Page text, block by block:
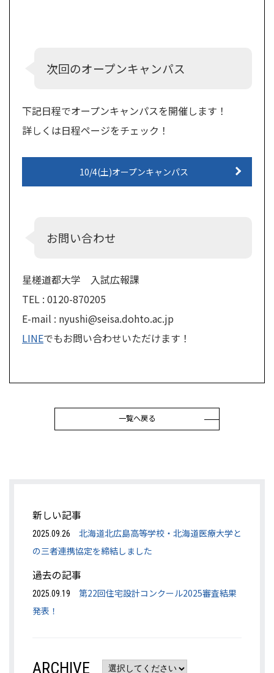
次回のオープンキャンパス
下記日程でオープンキャンパスを開催します！
詳しくは日程ページをチェック！
10/4(土)オープンキャンパス
お問い合わせ
星槎道都大学 入試広報課
TEL : 0120-870205
E-mail : nyushi@seisa.dohto.ac.jp
LINEでもお問い合わせいただけます！
一覧へ戻る
新しい記事
2025.09.26
北海道北広島高等学校・北海道医療大学と
の三者連携協定を締結しました
過去の記事
2025.09.19
第22回住宅設計コンクール2025審査結果
発表！
ARCHIVE